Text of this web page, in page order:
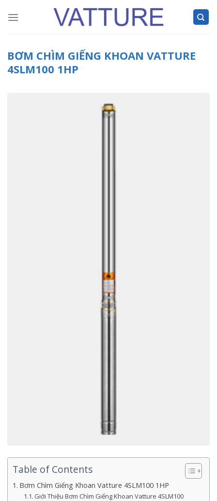
BƠM CHÌM GIẾNG KHOAN VATTURE
4SLM100 1HP
Table of Contents
Bơm Chìm Giếng Khoan Vatture 4SLM100 1HP
Giới Thiệu Bơm Chìm Giếng Khoan Vatture 4SLM100